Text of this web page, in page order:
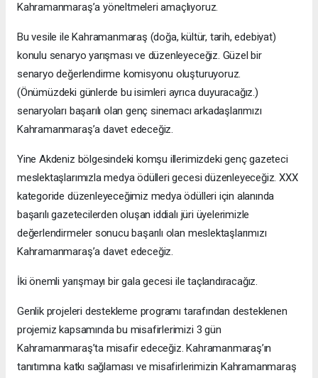
Kahramanmaraş’a yöneltmeleri amaçlıyoruz.
Bu vesile ile Kahramanmaraş (doğa, kültür, tarih, edebiyat)
konulu senaryo yarışması ve düzenleyeceğiz. Güzel bir
senaryo değerlendirme komisyonu oluşturuyoruz.
(Önümüzdeki günlerde bu isimleri ayrıca duyuracağız.)
senaryoları başarılı olan genç sinemacı arkadaşlarımızı
Kahramanmaraş’a davet edeceğiz.
Yine Akdeniz bölgesindeki komşu illerimizdeki genç gazeteci
meslektaşlarımızla medya ödülleri gecesi düzenleyeceğiz. XXX
kategoride düzenleyeceğimiz medya ödülleri için alanında
başarılı gazetecilerden oluşan iddialı jüri üyelerimizle
değerlendirmeler sonucu başarılı olan meslektaşlarımızı
Kahramanmaraş’a davet edeceğiz.
İki önemli yarışmayı bir gala gecesi ile taçlandıracağız.
Genlik projeleri destekleme programı tarafından desteklenen
projemiz kapsamında bu misafirlerimizi 3 gün
Kahramanmaraş’ta misafir edeceğiz. Kahramanmaraş’ın
tanıtımına katkı sağlaması ve misafirlerimizin Kahramanmaraş